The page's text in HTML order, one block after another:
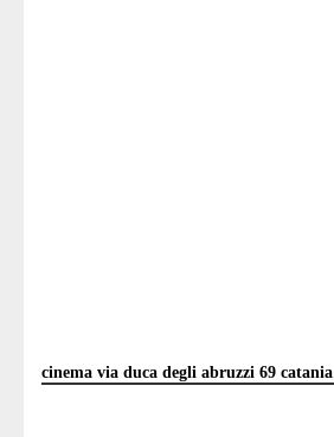
cinema via duca degli abruzzi 69 catania